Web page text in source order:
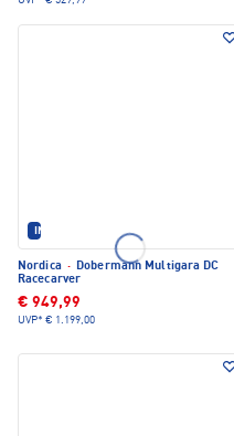
IM SET ERHÄLTLICH
Nordica · Dobermann Multigara DC
Racecarver
€ 949,99
UVP* € 1.199,00